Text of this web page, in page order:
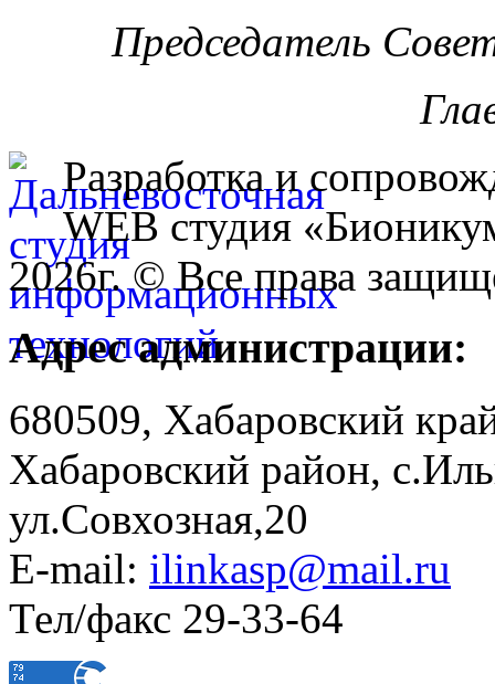
Председатель
Разработка и
WEB студия
2026г. © Все права
Адрес администрации:
680509, Хабаровский
Хабаровский район,
ул.Совхозная,20
E-mail: ilinkasp@mail.ru
Тел/факс 29-33-64